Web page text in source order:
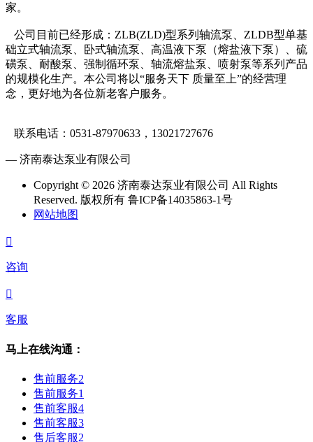
家。
公司目前已经形成：ZLB(ZLD)型系列轴流泵、ZLDB型单基
础立式轴流泵、卧式轴流泵、高温液下泵（熔盐液下泵）、硫
磺泵、耐酸泵、强制循环泵、轴流熔盐泵、喷射泵等系列产品
的规模化生产。本公司将以“服务天下 质量至上”的经营理
念，更好地为各位新老客户服务。
联系电话：0531-87970633，13021727676
— 济南泰达泵业有限公司
Copyright © 2026 济南泰达泵业有限公司 All Rights
Reserved. 版权所有 鲁ICP备14035863-1号
网站地图

咨询

客服
马上在线沟通：
售前服务2
售前服务1
售前客服4
售前客服3
售后客服2